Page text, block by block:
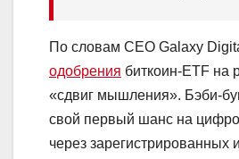
По словам CEO Galaxy
одобрения биткоин-ETF на
«сдвиг мышления». Бэби-
свой первый шанс на
через зарегистрированных